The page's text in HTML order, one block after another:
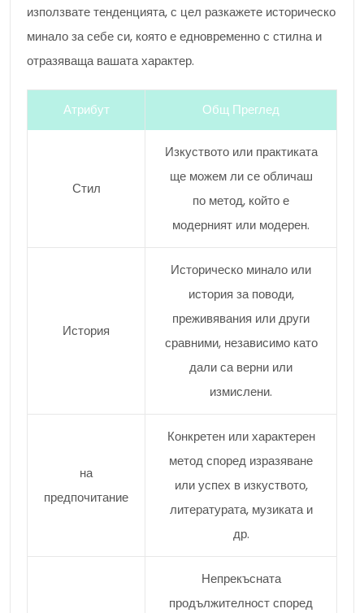
използвате тенденцията, с цел разкажете историческо
минало за себе си, която е едновременно с стилна и
отразяваща вашата характер.
Атрибут Общ Преглед
Стил
Изкуството или практиката
ще можем ли се обличаш
по метод, който е
модерният или модерен.
История
Историческо минало или
история за поводи,
преживявания или други
сравними, независимо като
дали са верни или
измислени.
на
предпочитание
Конкретен или характерен
метод според изразяване
или успех в изкуството,
литературата, музиката и
др.
Непрекъсната
продължителност според